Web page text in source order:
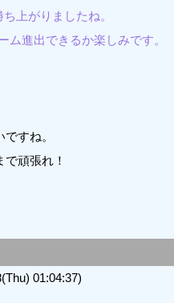
上がりましたね。
進出できるか楽しみです。
すね。
頑張れ！
01:04:37)